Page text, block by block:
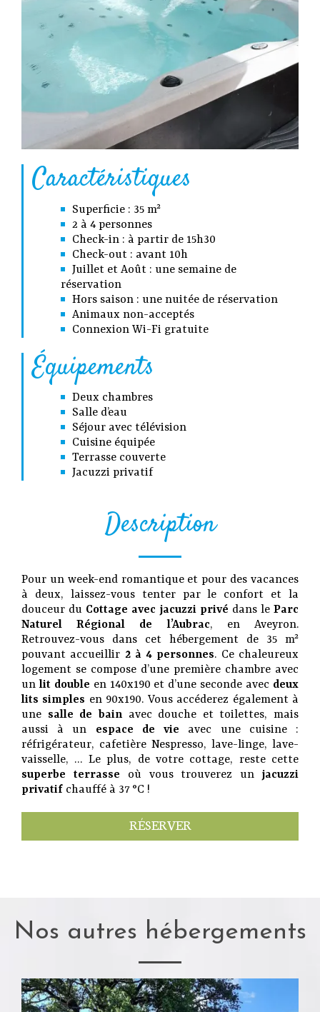
Caractéristiques
Superficie : 35 m²
2 à 4 personnes
Check-in : à partir de 15h30
Check-out : avant 10h
Juillet et Août : une semaine de
réservation
Hors saison : une nuitée de réservation
Animaux non-acceptés
Connexion Wi-Fi gratuite
Équipements
Deux chambres
Salle d’eau
Séjour avec télévision
Cuisine équipée
Terrasse couverte
Jacuzzi privatif
Description
Pour un week-end romantique et pour des vacances
à deux, laissez-vous tenter par le confort et la
douceur du Cottage avec jacuzzi privé dans le Parc
Naturel Régional de l’Aubrac, en Aveyron.
Retrouvez-vous dans cet hébergement de 35 m²
pouvant accueillir 2 à 4 personnes. Ce chaleureux
logement se compose d’une première chambre avec
unlit double en 140x190 et d’une seconde avec deux
lits simples en 90x190. Vous accéderez également à
une salle de bain avec douche et toilettes, mais
aussi à un espace de vie avec une cuisine :
réfrigérateur, cafetière Nespresso, lave-linge, lave-
vaisselle, … Le plus, de votre cottage, reste cette
superbe terrasse où vous trouverez unjacuzzi
privatif chauffé à 37 °C !
RÉSERVER
Nos autres hébergements